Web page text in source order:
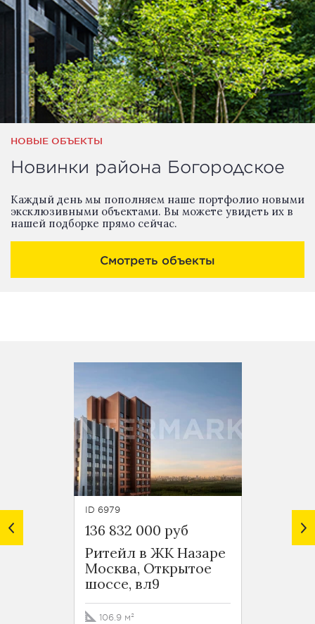
НОВЫЕ ОБЪЕКТЫ
Новинки района Богородское
Каждый день мы пополняем наше портфолио новыми
эксклюзивными объектами. Вы можете увидеть их в
нашей подборке прямо сейчас.
Смотреть объекты
ID 6979
136 832 000 руб
Ритейл в ЖК Назаре
Москва, Открытое
шоссе, вл9
106.9 м²
ID 6978
157